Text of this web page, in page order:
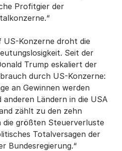
Profitgier der
US-Konzerne droht die
Seit der
Trump eskaliert der
durch US-Konzerne:
an Gewinnen werden
Ländern in die USA
zählt zu den zehn
die größten Steuerverluste
Totalversagen der
Bundesregierung.“